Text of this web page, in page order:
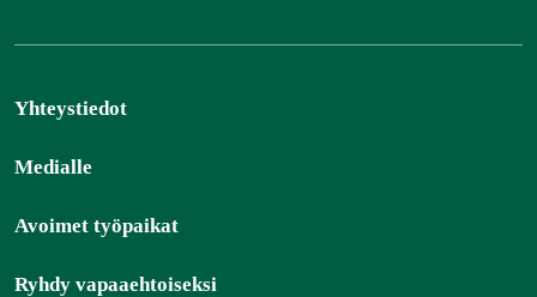
Yhteystiedot
Medialle
Avoimet työpaikat
Ryhdy vapaaehtoiseksi